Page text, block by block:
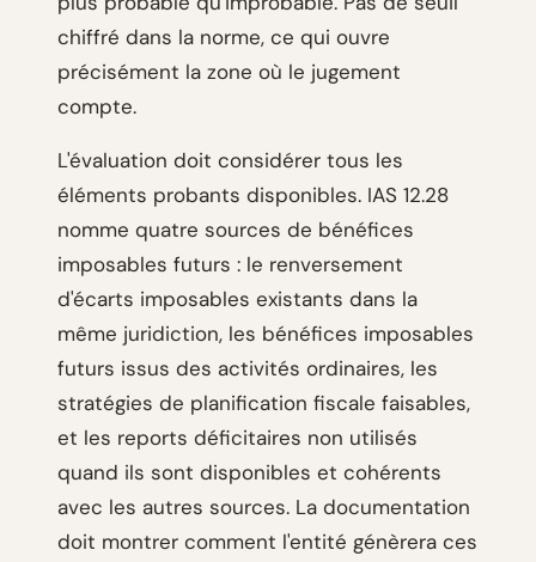
chiffré dans la norme, ce qui ouvre
précisément la zone où le jugement
compte.
L'évaluation doit considérer tous les
éléments probants disponibles. IAS 12.28
nomme quatre sources de bénéfices
imposables futurs : le renversement
d'écarts imposables existants dans la
même juridiction, les bénéfices imposables
futurs issus des activités ordinaires, les
stratégies de planification fiscale faisables,
et les reports déficitaires non utilisés
quand ils sont disponibles et cohérents
avec les autres sources. La documentation
doit montrer comment l'entité génèrera ces